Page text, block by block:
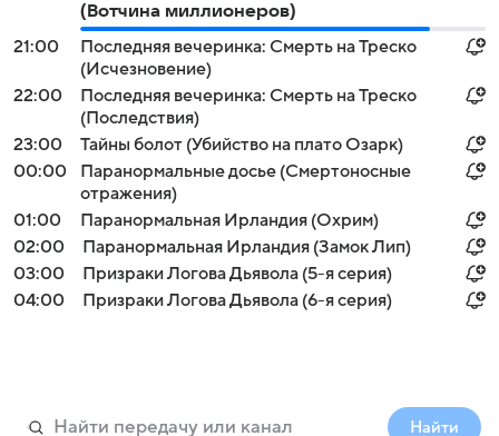
(Вотчина миллионеров)
21:00
Последняя вечеринка: Смерть на Треско
(Исчезновение)
22:00
Последняя вечеринка: Смерть на Треско
(Последствия)
23:00
Тайны болот (Убийство на плато Озарк)
00:00
Паранормальные досье (Смертоносные
отражения)
01:00
Паранормальная Ирландия (Охрим)
02:00
Паранормальная Ирландия (Замок Лип)
03:00
Призраки Логова Дьявола (5-я серия)
04:00
Призраки Логова Дьявола (6-я серия)
Найти